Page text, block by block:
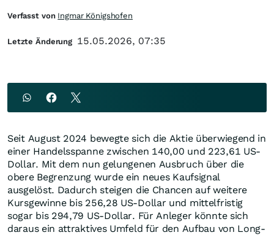
Seit August 2024 bewegte sich die Aktie überwiegend in
einer Handelsspanne zwischen 140,00 und 223,61 US-
Dollar. Mit dem nun gelungenen Ausbruch über die
obere Begrenzung wurde ein neues Kaufsignal
ausgelöst. Dadurch steigen die Chancen auf weitere
Kursgewinne bis 256,28 US-Dollar und mittelfristig
sogar bis 294,79 US-Dollar. Für Anleger könnte sich
daraus ein attraktives Umfeld für den Aufbau von Long-
Verfasst von Ingmar Königshofen
Letzte Änderung 15.05.2026, 07:35